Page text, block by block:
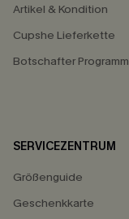
Artikel & Kondition
Cupshe Lieferkette
Botschafter Programm
SERVICEZENTRUM
Größenguide
Geschenkkarte